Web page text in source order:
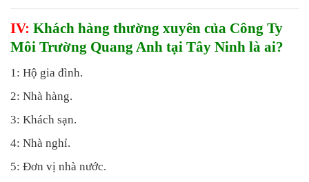
IV: Khách hàng thường xuyên của Công Ty
Môi Trường Quang Anh tại Tây Ninh là ai?
1: Hộ gia đình.
2: Nhà hàng.
3: Khách sạn.
4: Nhà nghỉ.
5: Đơn vị nhà nước.